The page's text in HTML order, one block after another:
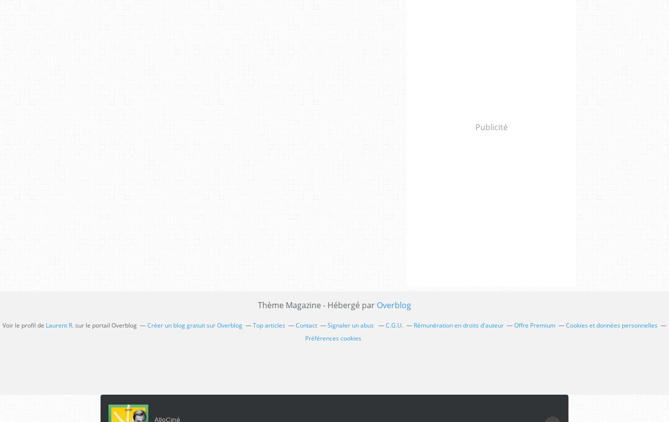
Publicité
Thème Magazine - Hébergé par Overblog
Voir le profil de Laurent R.sur le portail Overblog Créer un blog gratuit sur Overblog Top articles Contact Signaler un abus C.G.U. Rémunération en droits d'auteur Offre Premium
Cookies et données personnelles
Préférences cookies
AlloCiné